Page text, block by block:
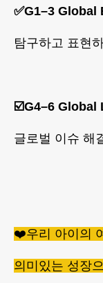
✅G1–3 Global
탐구하고 표현
☑️G4–6 Global
글로벌 이슈 해
❤️우리 아이의
의미있는 성장